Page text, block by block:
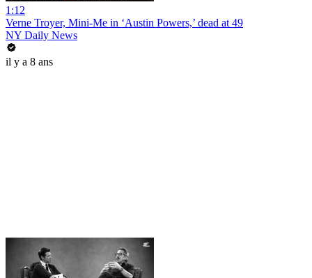
1:12
Verne Troyer, Mini-Me in ‘Austin Powers,’ dead at 49
NY Daily News
il y a 8 ans